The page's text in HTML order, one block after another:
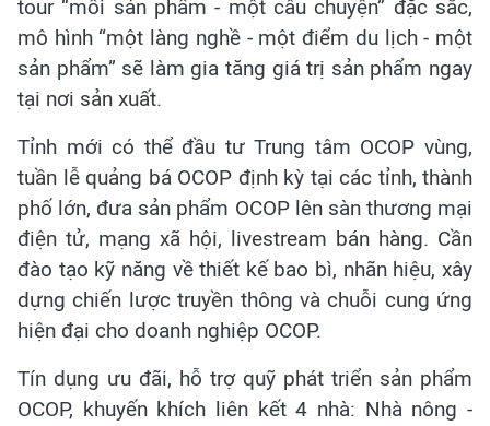
tour “mỗi sản phẩm - một câu chuyện” đặc sắc,
mô hình “một làng nghề - một điểm du lịch - một
sản phẩm” sẽ làm gia tăng giá trị sản phẩm ngay
tại nơi sản xuất.
Tỉnh mới có thể đầu tư Trung tâm OCOP vùng,
tuần lễ quảng bá OCOP định kỳ tại các tỉnh, thành
phố lớn, đưa sản phẩm OCOP lên sàn thương mại
điện tử, mạng xã hội, livestream bán hàng. Cần
đào tạo kỹ năng về thiết kế bao bì, nhãn hiệu, xây
dựng chiến lược truyền thông và chuỗi cung ứng
hiện đại cho doanh nghiệp OCOP.
Tín dụng ưu đãi, hỗ trợ quỹ phát triển sản phẩm
OCOP, khuyến khích liên kết 4 nhà: Nhà nông -